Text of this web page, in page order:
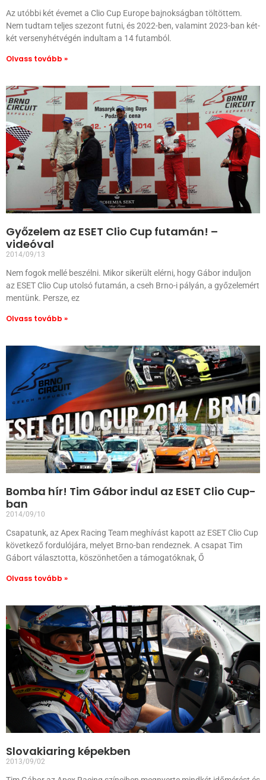
Az utóbbi két évemet a Clio Cup Europe bajnokságban töltöttem.
Nem tudtam teljes szezont futni, és 2022-ben, valamint 2023-ban két-
két versenyhétvégén indultam a 14 futamból.
Olvass tovább »
Győzelem az ESET Clio Cup futamán! –
videóval
2014/09/13
Nem fogok mellé beszélni. Mikor sikerült elérni, hogy Gábor induljon
az ESET Clio Cup utolsó futamán, a cseh Brno-i pályán, a győzelemért
mentünk. Persze, ez
Olvass tovább »
Bomba hír! Tim Gábor indul az ESET Clio Cup-
ban
2014/09/10
Csapatunk, az Apex Racing Team meghívást kapott az ESET Clio Cup
következő fordulójára, melyet Brno-ban rendeznek. A csapat Tim
Gábort választotta, köszönhetően a támogatóknak, Ő
Olvass tovább »
Slovakiaring képekben
2013/09/02